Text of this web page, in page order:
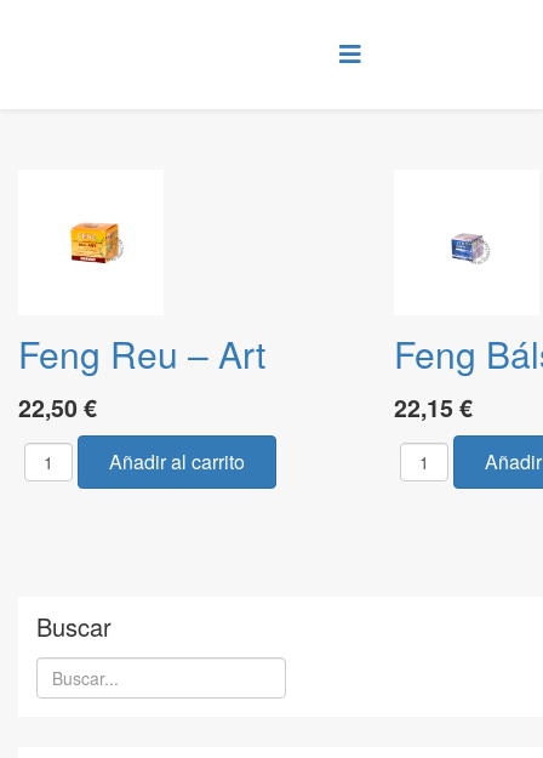
Feng Reu – Art
22,50 €
Feng
22,15 €
Buscar